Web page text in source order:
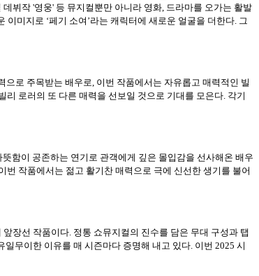
뷔작 '영웅' 등 뮤지컬뿐만 아니라 영화, 드라마를 오가는 활발
미지로 ‘페기 소여’라는 캐릭터에 새로운 얼굴을 더한다. 그
로 주목받는 배우로, 이번 작품에서는 자유롭고 매력적인 빌
로러의 또 다른 매력을 선보일 것으로 기대를 모은다. 각기
함이 공존하는 연기로 관객에게 깊은 몰입감을 선사해온 배우
작품에서는 젊고 활기찬 매력으로 극에 신선한 생기를 불어
장선 작품이다. 정통 쇼뮤지컬의 진수를 담은 무대 구성과 탭
무이한 이유를 매 시즌마다 증명해 내고 있다. 이번 2025 시